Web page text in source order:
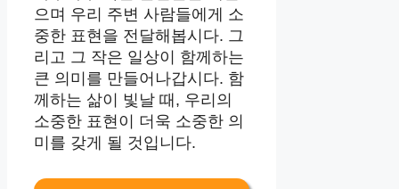
으며 우리 주변 사람들에게 소
중한 표현을 전달해봅시다. 그
리고 그 작은 일상이 함께하는
큰 의미를 만들어나갑시다. 함
께하는 삶이 빛날 때, 우리의
소중한 표현이 더욱 소중한 의
미를 갖게 될 것입니다.